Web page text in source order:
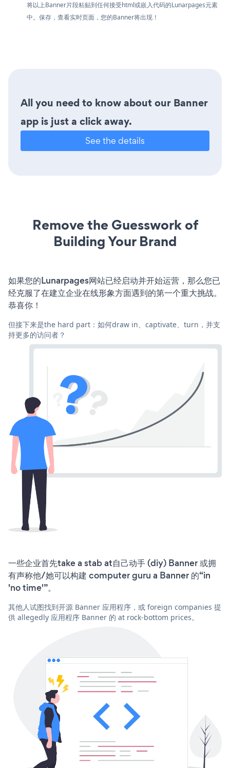
将以上Banner片段粘贴到任何接受html或嵌入代码的Lunarpages元素
中。保存，查看实时页面，您的Banner将出现！
All you need to know about our Banner
app is just a click away.
See the details
Remove the Guesswork of
Building Your Brand
如果您的Lunarpages网站已经启动并开始运营，那么您已
经克服了在建立企业在线形象方面遇到的第一个重大挑战。
恭喜你！
但接下来是the hard part：如何draw in、captivate、turn，并支
持更多的访问者？
一些企业首先take a stab at自己动手 (diy) Banner 或拥
有声称他/她可以构建 computer guru a Banner 的“in
'no time'”。
其他人试图找到开源 Banner 应用程序，或 foreign companies 提
供 allegedly 应用程序 Banner 的 at rock-bottom prices。